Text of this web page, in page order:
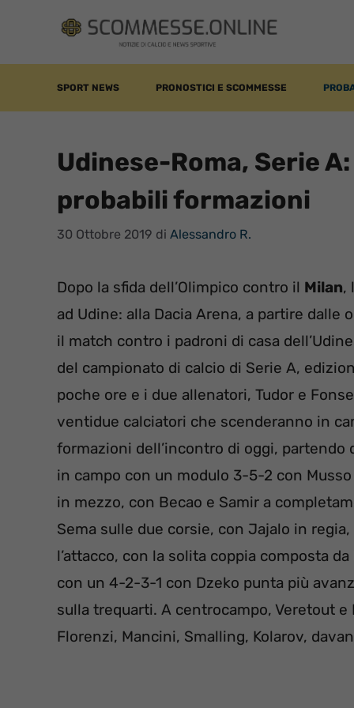
contenuto
SPORT NEWS PRONOSTICI E SCOMMESSE
Udinese-Roma, Serie
probabili formazioni
30 Ottobre 2019 di Alessandro R.
Dopo la sfida dell’Olimpico contro il Milan,
ad Udine: alla Dacia Arena, a partire
il match contro i padroni di casa
del campionato di calcio di Serie A,
poche ore e i due allenatori, Tudor e
ventidue calciatori che scenderanno in
formazioni dell’incontro di oggi,
in campo con un modulo 3-5-2 con
in mezzo, con Becao e Samir a
Sema sulle due corsie, con Jajalo in
l’attacco, con la solita coppia composta
con un 4-2-3-1 con Dzeko punta più
sulla trequarti. A centrocampo, Veretout
Florenzi, Mancini, Smalling, Kolarov,